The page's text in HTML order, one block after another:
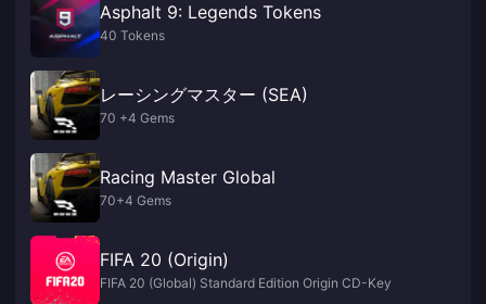
Asphalt 9: Legends Tokens
40 Tokens
レーシングマスター (SEA)
70 +4 Gems
Racing Master Global
70+4 Gems
FIFA 20 (Origin)
FIFA 20 (Global) Standard Edition Origin CD-Key